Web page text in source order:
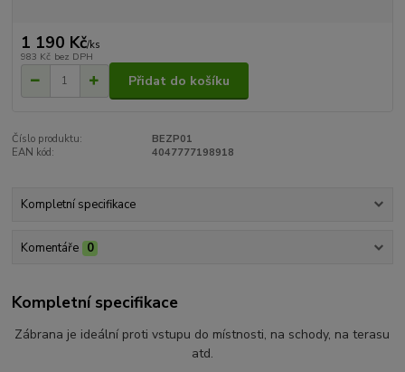
1 190 Kč/ks
983 Kč bez DPH
Přidat do košíku
Číslo produktu:
BEZP01
EAN kód:
4047777198918
Kompletní specifikace
Komentáře 0
Kompletní specifikace
Zábrana je ideální proti vstupu do místnosti, na schody, na terasu
atd.